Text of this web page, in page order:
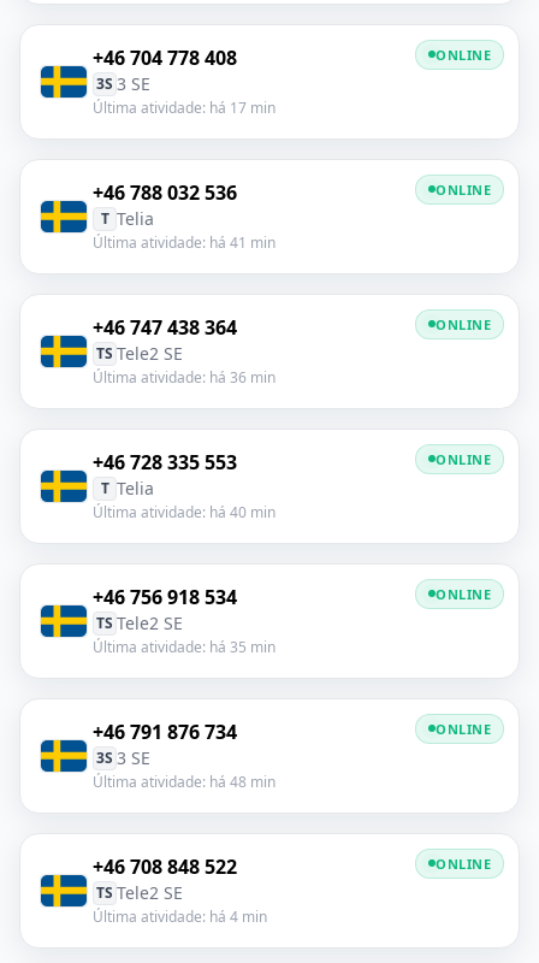
+46 704 778 408
3S 3 SE
Última atividade: há 17 min
ONLINE
+46 788 032 536
T Telia
Última atividade: há 41 min
ONLINE
+46 747 438 364
TS Tele2 SE
Última atividade: há 36 min
ONLINE
+46 728 335 553
T Telia
Última atividade: há 40 min
ONLINE
+46 756 918 534
TS Tele2 SE
Última atividade: há 35 min
ONLINE
+46 791 876 734
3S 3 SE
Última atividade: há 48 min
ONLINE
+46 708 848 522
TS Tele2 SE
Última atividade: há 4 min
ONLINE